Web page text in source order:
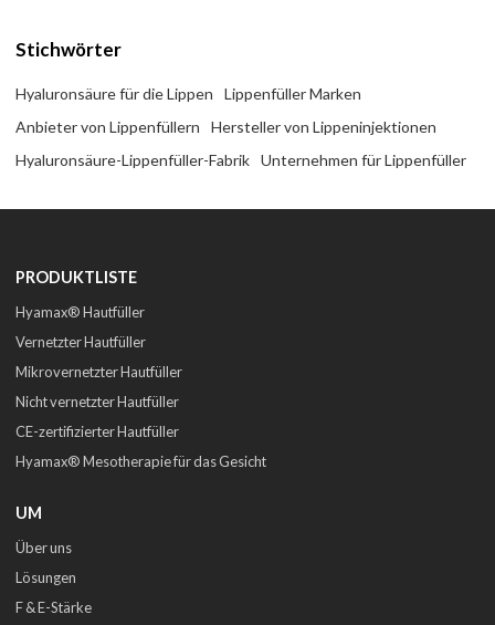
Stichwörter
Hyaluronsäure für die Lippen
Lippenfüller Marken
Anbieter von Lippenfüllern
Hersteller von Lippeninjektionen
Hyaluronsäure-Lippenfüller-Fabrik
Unternehmen für Lippenfüller
PRODUKTLISTE
Hyamax® Hautfüller
Vernetzter Hautfüller
Mikrovernetzter Hautfüller
Nicht vernetzter Hautfüller
CE-zertifizierter Hautfüller
Hyamax® Mesotherapie für das Gesicht
UM
Über uns
Lösungen
F & E-Stärke